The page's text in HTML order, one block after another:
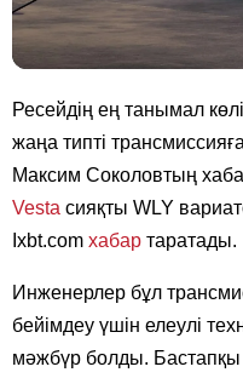
Ресейдің ең танымал
жаңа типті
Максим Соколовтың
Vesta сияқты WLY
Ixbt.com хабар таратады.
Инженерлер бұл
бейімдеу үшін елеулі
мәжбүр болды. Бастапқы